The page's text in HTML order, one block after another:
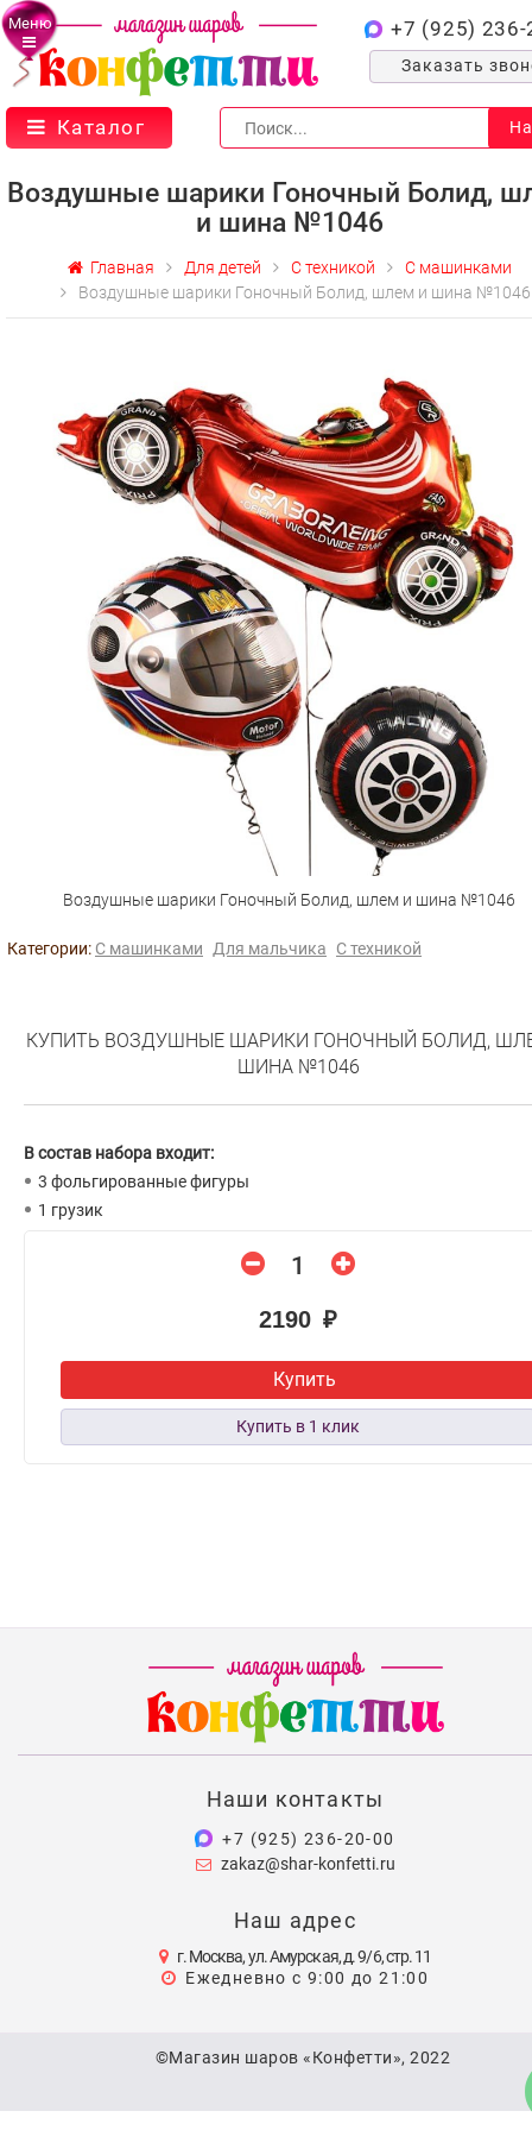
Меню +7 (925) 236-
Заказать
Каталог
Воздушные шарики Гоночный Болид,
и шина №1046
Главная Для детей С техникой
С машинками
Воздушные шарики Гоночный Болид, шлем и шина №1046
Воздушные шарики Гоночный Болид, шлем и шина №1046
Категории: С машинками Для мальчика С техникой
КУПИТЬ ВОЗДУШНЫЕ ШАРИКИ ГОНОЧНЫЙ БОЛИД,
ШИНА №1046
В состав набора входит:
3 фольгированные фигуры
1 грузик
2190 ₽
Купить
Наши контакты
+7 (925) 236-20-00
zakaz@shar-konfetti.ru
Наш адрес
г. Москва, ул. Амурская, д. 9/6, стр. 11
Ежедневно с 9:00 до 21:00
©Магазин шаров «Конфетти», 2022